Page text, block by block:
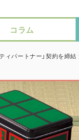
コラム
ィパートナー」契約を締